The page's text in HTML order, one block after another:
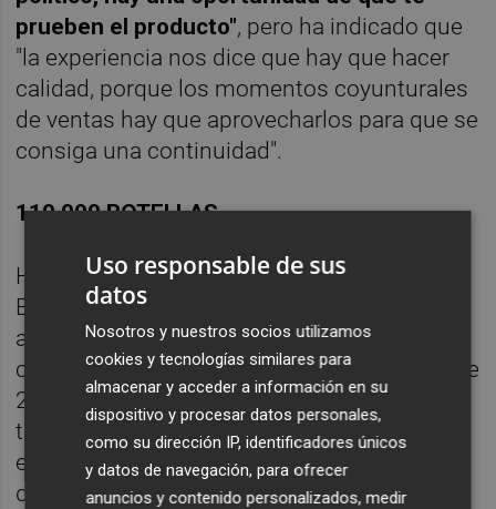
prueben el producto", pero ha indicado que
"la experiencia nos dice que hay que hacer
calidad, porque los momentos coyunturales
de ventas hay que aprovecharlos para que se
consiga una continuidad".
110.000 BOTELLAS
Hispano Suizas, premiada como Mejor
Bodega de España en 2012, ha tenido este
año una campaña de uva con un 50 por
ciento menos de producción respecto a la de
2013, pero de calidad "excepcional", sobre
todo para los vinos tintos. Esta bodega
elabora anualmente unas 110.000 botellas
de vino y cava, de las que el 65 por ciento se
Uso responsable de sus
datos
Nosotros y nuestros socios utilizamos
cookies y tecnologías similares para
almacenar y acceder a información en su
dispositivo y procesar datos personales,
como su dirección IP, identificadores únicos
y datos de navegación, para ofrecer
anuncios y contenido personalizados, medir